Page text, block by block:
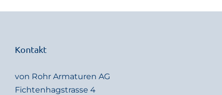
Kontakt
von Rohr Armaturen AG
Fichtenhagstrasse 4